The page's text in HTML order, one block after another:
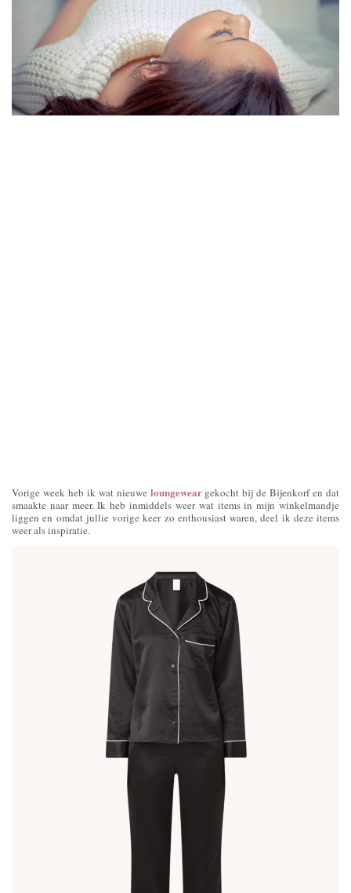
Vorige week heb ik wat nieuwe loungeweargekocht bij de Bijenkorf en dat
smaakte naar meer. Ik heb inmiddels weer wat items in mijn winkelmandje
liggen en omdat jullie vorige keer zo enthousiast waren, deel ik deze items
weer als inspiratie.